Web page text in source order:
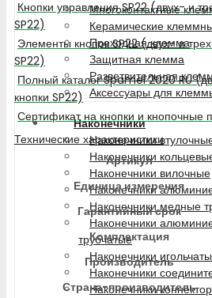
Многоконтактные
Керамические
Проходная клемма
Защитная клемма
Разветвительная
Аксессуары для
Наконечники
Наконечники
Наконечники
Наконечники вилочные
Наконечники
Наконечники медные
Наконечники
трубчатые
Наконечники
Наконечники
Наконечники
Кнопки управления SP22 (двух- и
SP22)
Элементы кнопок SP22 (двух- и
SP22)
Полный каталог Spamel 2020 RU
кнопки SP22)
Сертификат на кнопки и кнопочные
Технические характеристики
Артикул
Единица измерения
Гарантийный срок
Комплектация
Производитель
Страна-производитель